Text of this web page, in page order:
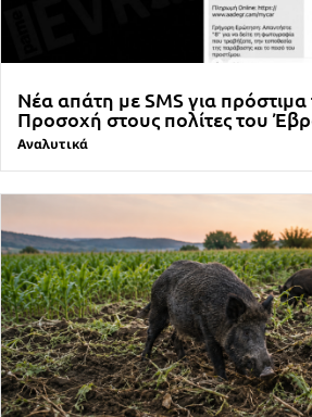
Νέα απάτη με SMS για
Προσοχή στους πολίτες του
Αναλυτικά